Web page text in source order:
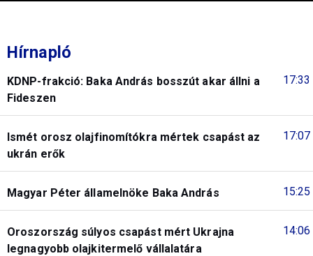
Hírnapló
17:33
KDNP-frakció: Baka András bosszút akar állni a
Fideszen
17:07
Ismét orosz olajfinomítókra mértek csapást az
ukrán erők
15:25
Magyar Péter államelnöke Baka András
14:06
Oroszország súlyos csapást mért Ukrajna
legnagyobb olajkitermelő vállalatára